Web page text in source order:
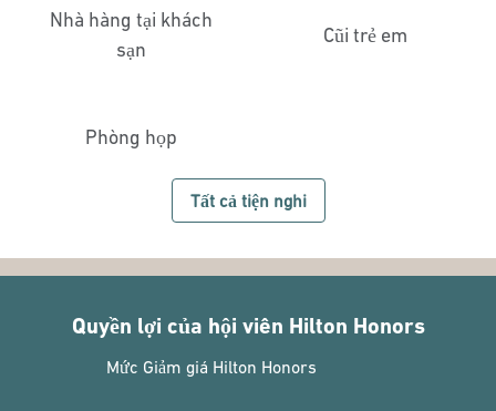
Nhà hàng tại khách
sạn
Cũi trẻ em
Phòng họp
Tất cả tiện nghi
Quyền lợi của hội viên Hilton Honors
Mức Giảm giá Hilton Honors